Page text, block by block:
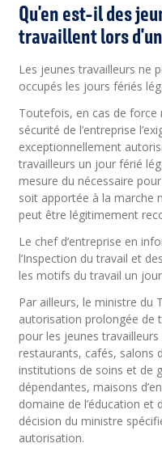
Qu'en est-il des
travaillent lors
Les jeunes travailleurs ne
occupés les jours fériés
Toutefois, en cas de force
sécurité de l’entreprise
exceptionnellement
travailleurs un jour férié
mesure du nécessaire
soit apportée à la marche
peut être légitimement
Le chef d’entreprise en
l’Inspection du travail et
les motifs du travail un
Par ailleurs, le ministre du
autorisation prolongée de
pour les jeunes
restaurants, cafés, salons
institutions de soins et de
dépendantes, maisons
domaine de l’éducation et
décision du ministre
autorisation.